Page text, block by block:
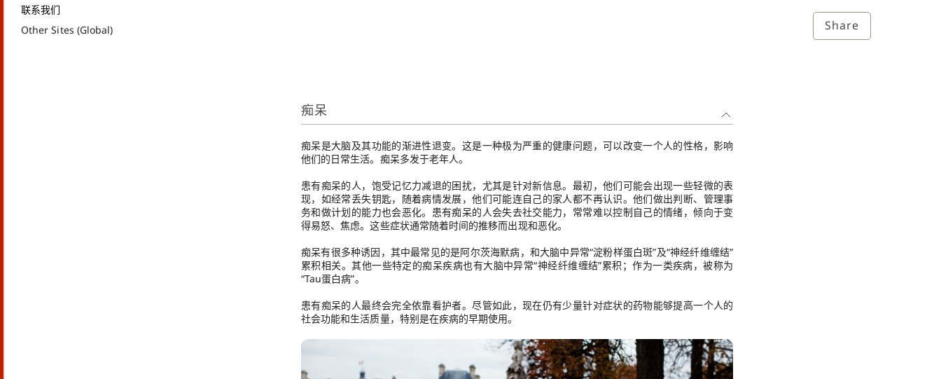
联系我们
Other Sites (Global)
Share
痴呆
痴呆是大脑及其功能的渐进性退变。这是一种极为严重的健康问题，可以改变一个人的性格，影响
他们的日常生活。痴呆多发于老年人。
患有痴呆的人，饱受记忆力减退的困扰，尤其是针对新信息。最初，他们可能会出现一些轻微的表
现，如经常丢失钥匙，随着病情发展，他们可能连自己的家人都不再认识。他们做出判断、管理事
务和做计划的能力也会恶化。患有痴呆的人会失去社交能力，常常难以控制自己的情绪，倾向于变
得易怒、焦虑。这些症状通常随着时间的推移而出现和恶化。
痴呆有很多种诱因，其中最常见的是阿尔茨海默病，和大脑中异常“淀粉样蛋白斑”及“神经纤维缠结”
累积相关。其他一些特定的痴呆疾病也有大脑中异常“神经纤维缠结”累积；作为一类疾病，被称为
“Tau蛋白病”。
患有痴呆的人最终会完全依靠看护者。尽管如此，现在仍有少量针对症状的药物能够提高一个人的
社会功能和生活质量，特别是在疾病的早期使用。